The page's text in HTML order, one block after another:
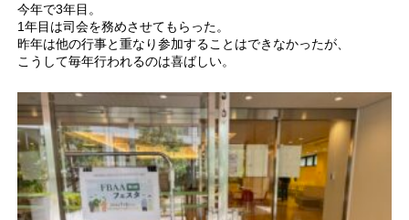
今年で3年目。
1年目は司会を務めさせてもらった。
昨年は他の行事と重なり参加することはできなかったが、
こうして毎年行われるのは喜ばしい。